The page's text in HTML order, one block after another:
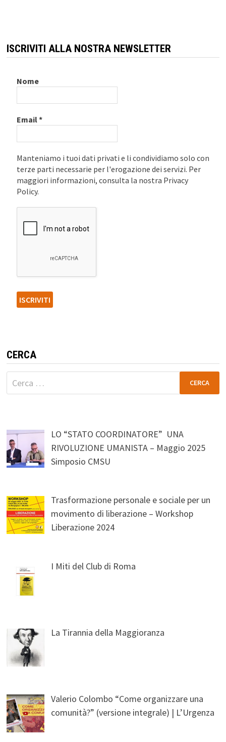
ISCRIVITI ALLA NOSTRA NEWSLETTER
Nome
Email*
Manteniamo i tuoi dati privati e li condividiamo solo con
terze parti necessarie per l'erogazione dei servizi. Per
maggiori informazioni, consulta la nostra Privacy
Policy.
CERCA
Ricerca
per:
LO “STATO COORDINATORE” UNA
RIVOLUZIONE UMANISTA – Maggio 2025
Simposio CMSU
Trasformazione personale e sociale per un
movimento di liberazione – Workshop
Liberazione 2024
I Miti del Club di Roma
La Tirannia della Maggioranza
Valerio Colombo “Come organizzare una
comunità?” (versione integrale) | L’Urgenza